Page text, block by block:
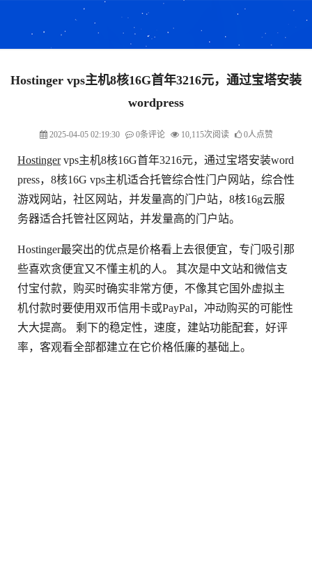
Hostinger vps主机8核16G首年3216元，通过宝塔安装
wordpress
2025-04-05 02:19:30 0条评论 10,115次阅读 0人点赞
Hostingervps主机8核16G首年3216元，通过宝塔安装word
press，8核16G vps主机适合托管综合性门户网站，综合性
游戏网站，社区网站，并发量高的门户站，8核16g云服
务器适合托管社区网站，并发量高的门户站。
Hostinger最突出的优点是价格看上去很便宜，专门吸引那
些喜欢贪便宜又不懂主机的人。 其次是中文站和微信支
付宝付款，购买时确实非常方便，不像其它国外虚拟主
机付款时要使用双币信用卡或PayPal，冲动购买的可能性
大大提高。 剩下的稳定性，速度，建站功能配套，好评
率，客观看全部都建立在它价格低廉的基础上。